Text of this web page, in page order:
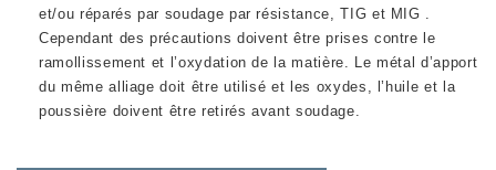
et/ou réparés par soudage par résistance, TIG et MIG .
Cependant des précautions doivent être prises contre le
ramollissement et l’oxydation de la matière. Le métal d’apport
du même alliage doit être utilisé et les oxydes, l’huile et la
poussière doivent être retirés avant soudage.